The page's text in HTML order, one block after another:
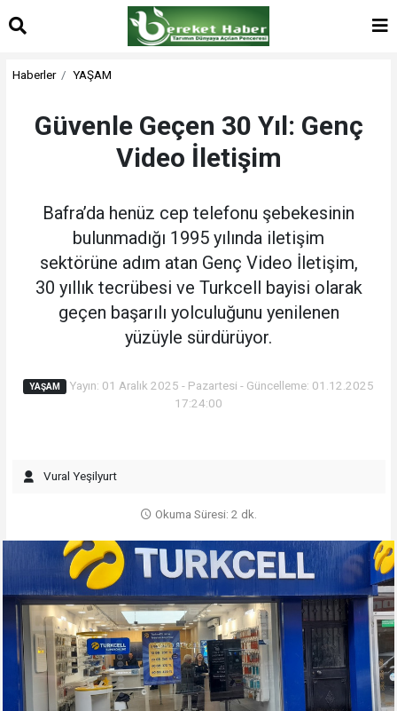
Haberler YAŞAM
Güvenle Geçen 30 Yıl: Genç
Video İletişim
Bafra’da henüz cep telefonu şebekesinin
bulunmadığı 1995 yılında iletişim
sektörüne adım atan Genç Video İletişim,
30 yıllık tecrübesi ve Turkcell bayisi olarak
geçen başarılı yolculuğunu yenilenen
yüzüyle sürdürüyor.
YAŞAM
Yayın: 01 Aralık 2025 - Pazartesi - Güncelleme: 01.12.2025
17:24:00
Vural Yeşilyurt
Okuma Süresi: 2 dk.